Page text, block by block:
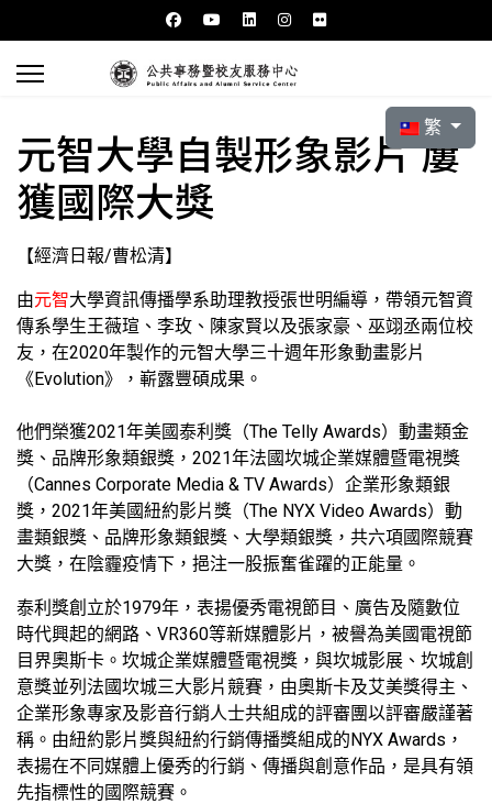
選擇你的語言
繁
元智大學自製形象影片 屢
獲國際大獎
【經濟日報/曹松清】
由元智大學資訊傳播學系助理教授張世明編導，帶領元智資
傳系學生王薇瑄、李玫、陳家賢以及張家豪、巫翊丞兩位校
友，在2020年製作的元智大學三十週年形象動畫影片
《Evolution》，嶄露豐碩成果。
他們榮獲2021年美國泰利獎（The Telly Awards）動畫類金
獎、品牌形象類銀獎，2021年法國坎城企業媒體暨電視獎
（Cannes Corporate Media & TV Awards）企業形象類銀
獎，2021年美國紐約影片獎（The NYX Video Awards）動
畫類銀獎、品牌形象類銀獎、大學類銀獎，共六項國際競賽
大獎，在陰霾疫情下，挹注一股振奮雀躍的正能量。
泰利獎創立於1979年，表揚優秀電視節目、廣告及隨數位
時代興起的網路、VR360等新媒體影片，被譽為美國電視節
目界奧斯卡。坎城企業媒體暨電視獎，與坎城影展、坎城創
意獎並列法國坎城三大影片競賽，由奧斯卡及艾美獎得主、
企業形象專家及影音行銷人士共組成的評審團以評審嚴謹著
稱。由紐約影片獎與紐約行銷傳播獎組成的NYX Awards，
表揚在不同媒體上優秀的行銷、傳播與創意作品，是具有領
先指標性的國際競賽。